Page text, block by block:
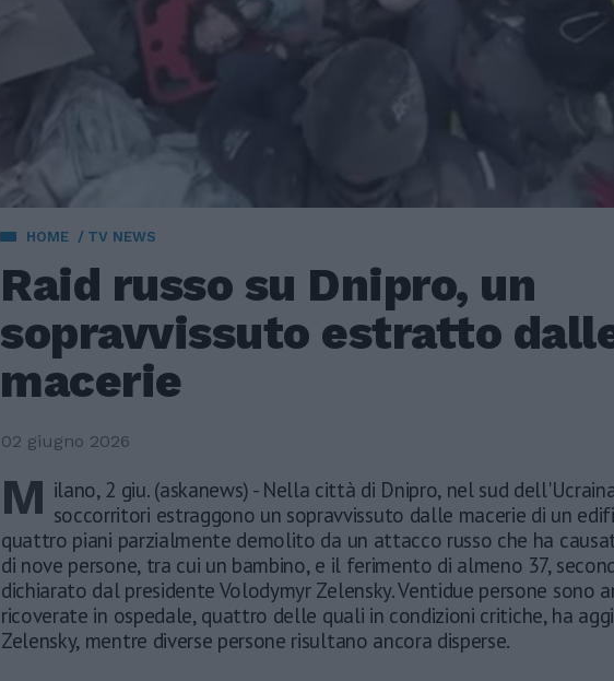
HOME TV NEWS
Raid russo su Dnipro, un
sopravvissuto estratto
macerie
02 giugno 2026
M ilano, 2 giu. (askanews) - Nella città di Dnipro, nel sud
soccorritori estraggono un sopravvissuto dalle macerie di un
quattro piani parzialmente demolito da un attacco russo che ha
di nove persone, tra cui un bambino, e il ferimento di almeno 37,
dichiarato dal presidente Volodymyr Zelensky. Ventidue persone sono
ricoverate in ospedale, quattro delle quali in condizioni critiche, ha
Zelensky, mentre diverse persone risultano ancora disperse.